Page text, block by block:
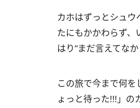
カホはずっとシュウ
たにもかかわらず、
はり“まだ言えてな
この旅で今まで何
ょっと待った!!!」の